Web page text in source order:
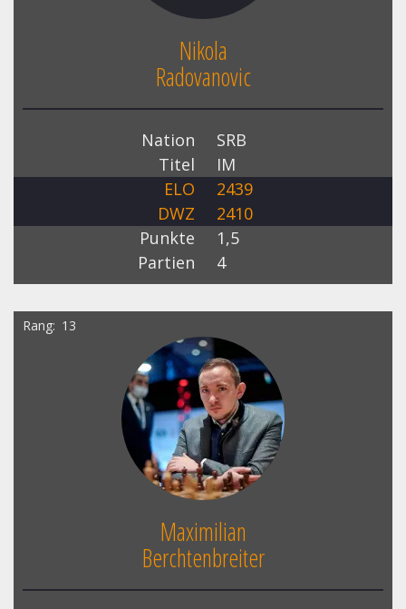
Nikola
Radovanovic
Nation
SRB
Titel
IM
ELO
2439
DWZ
2410
Punkte
1,5
Partien
4
Rang 13
Maximilian
Berchtenbreiter